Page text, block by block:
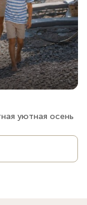
уютная осень